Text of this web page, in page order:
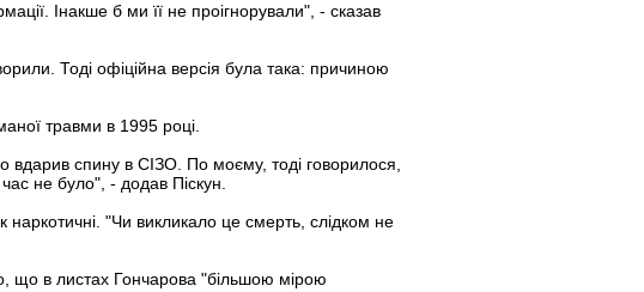
Інакше б ми її не проігнорували", - сказав
Тоді офіційна версія була така: причиною
травми в 1995 році.
вдарив спину в СІЗО. По моєму, тоді говорилося,
не було", - додав Піскун.
"Чи викликало це смерть, слідком не
що в листах Гончарова "більшою мірою